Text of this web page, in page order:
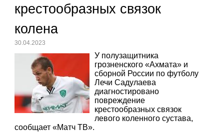
крестообразных связок
колена
30.04.2023
У полузащитника
грозненского «Ахмата» и
сборной России по футболу
Лечи Садулаева
диагностировано
повреждение
крестообразных связок
левого коленного сустава,
сообщает «Матч ТВ».